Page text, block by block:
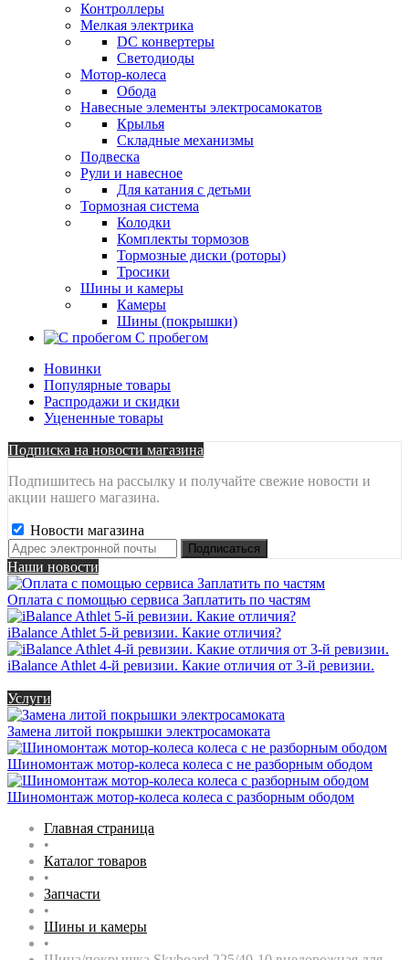
Контроллеры
Мелкая электрика
DC конвертеры
Светодиоды
Мотор-колеса
Обода
Навесные элементы электросамокатов
Крылья
Складные механизмы
Подвеска
Рули и навесное
Для катания с детьми
Тормозная система
Колодки
Комплекты тормозов
Тормозные диски (роторы)
Тросики
Шины и камеры
Камеры
Шины (покрышки)
С пробегом
Новинки
Популярные товары
Распродажи и скидки
Уцененные товары
Подписка на новости магазина
Подпишитесь на рассылку и получайте свежие новости и
акции нашего магазина.
Новости магазина
Наши новости
Оплата с помощью сервиса Заплатить по частям
iBalance Athlet 5-й ревизии. Какие отличия?
iBalance Athlet 4-й ревизии. Какие отличия от 3-й ревизии.
Услуги
Замена литой покрышки электросамоката
Шиномонтаж мотор-колеса колеса с не разборным ободом
Шиномонтаж мотор-колеса колеса с разборным ободом
Главная страница
•
Каталог товаров
•
Запчасти
•
Шины и камеры
•